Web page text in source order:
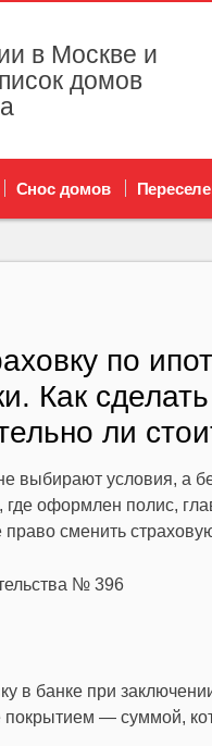
в Москве и
домов
Снос домов
по
Как
ли
выбирают условия, а
оформлен полис,
сменить
№ 396
в банке при
— суммой,